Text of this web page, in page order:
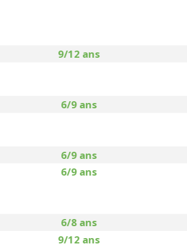
9/12 ans
6/9 ans
6/9 ans
6/9 ans
6/8 ans
9/12 ans